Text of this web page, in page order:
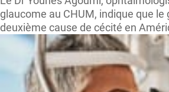
glaucome au CHUM, indique que le
deuxième cause de cécité en